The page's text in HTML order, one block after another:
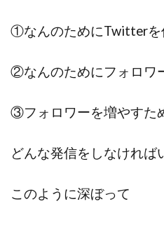
①なんのためにTwitterを
②なんのためにフォロワ
③フォロワーを増やすた
どんな発信をしなければ
このように深ぼって